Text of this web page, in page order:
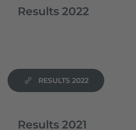
Results 2022
RESULTS 2022
Results 2021